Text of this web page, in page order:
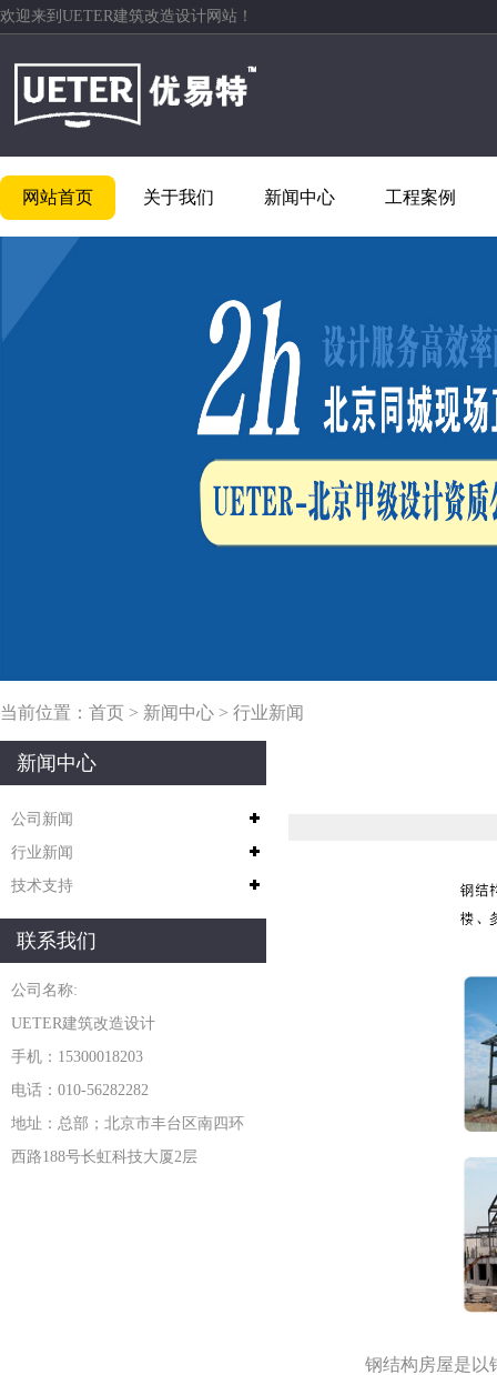
欢迎来到UETER建筑改造设计网站！
网站首页 关于我们 新闻中心 工程案例
当前位置： 首页 > 新闻中心 > 行业新闻
新闻中心
公司新闻
行业新闻
技术支持
联系我们
公司名称:
UETER建筑改造设计
手机：15300018203
电话：010-56282282
地址：总部；北京市丰台区南四环
西路188号长虹科技大厦2层
钢结构房屋是以钢